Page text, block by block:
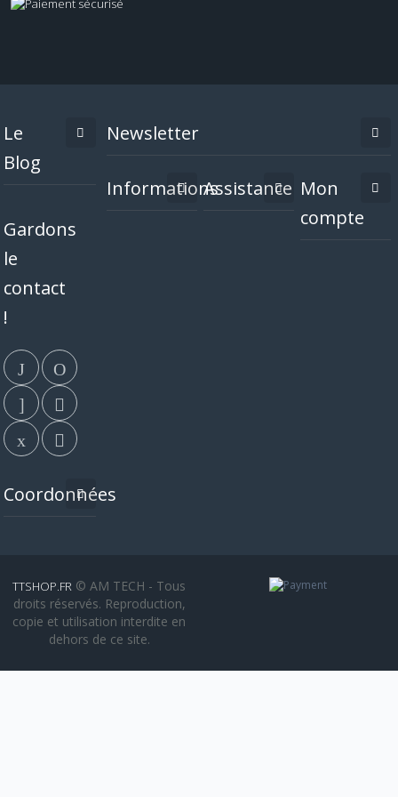
Le
Blog
Gardons
le
contact
!
Coordonnées
Newsletter
InformationsAssistance Mon
compte
TTSHOP.FR © AM TECH - Tous
droits réservés. Reproduction,
copie et utilisation interdite en
dehors de ce site.